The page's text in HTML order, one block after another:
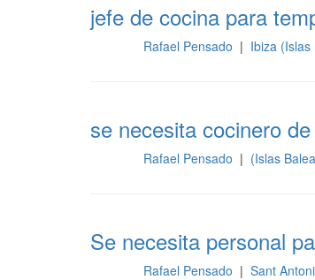
jefe de cocina para
Rafael Pensado | Ibiza
se necesita cocinero
Rafael Pensado | (Islas
Se necesita personal
Rafael Pensado | Sant